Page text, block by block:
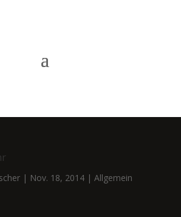
| Nov. 18, 2014| Allgemein